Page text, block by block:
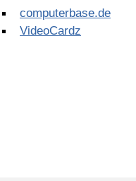
computerbase.de
VideoCardz